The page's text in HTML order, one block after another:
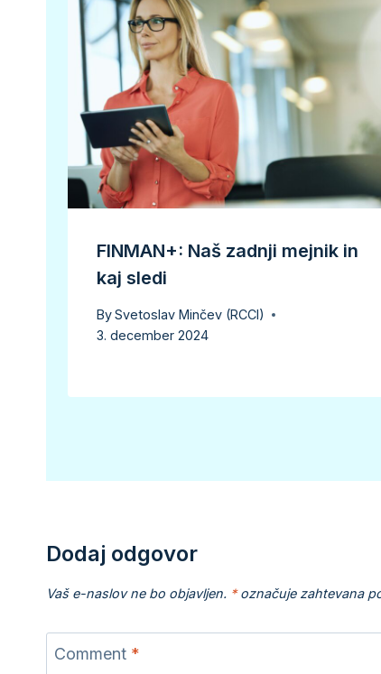
FINMAN+: Naš zadnji mejnik in
kaj sledi
BySvetoslav Minčev (RCCI)
3. december 2024
Dodaj odgovor
Vaš e-naslov ne bo objavljen. *označuje zahtevana
Comment *